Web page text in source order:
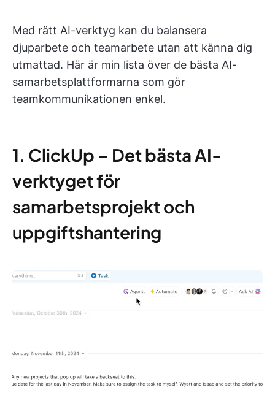
Med rätt AI-verktyg kan du balansera
djuparbete och teamarbete utan att känna dig
utmattad. Här är min lista över de bästa AI-
samarbetsplattformarna som gör
teamkommunikationen enkel.
1. ClickUp – Det bästa AI-
verktyget för
samarbetsprojekt och
uppgiftshantering